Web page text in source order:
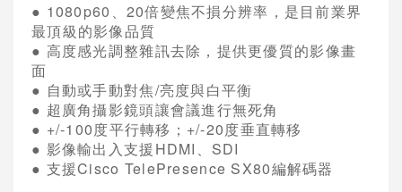
錄影及廣播設備
週邊設備與配件
POLYCOM 視訊會議系統
AVAYA視訊會議系統
● 1080p60 、 20倍變焦不損分辨率，是目前業界
最頂級的影像品質
● 高度感光調整雜訊去除，提供更優質的影像畫
面
● 自動或手動對焦/亮度與白平衡
● 超廣角攝影鏡頭讓會議進行無死角
● +/-100度平行轉移； +/-20度垂直轉移
● 影像輸出入支援HDMI 、 SDI
● 支援Cisco TelePresence SX80編解碼器